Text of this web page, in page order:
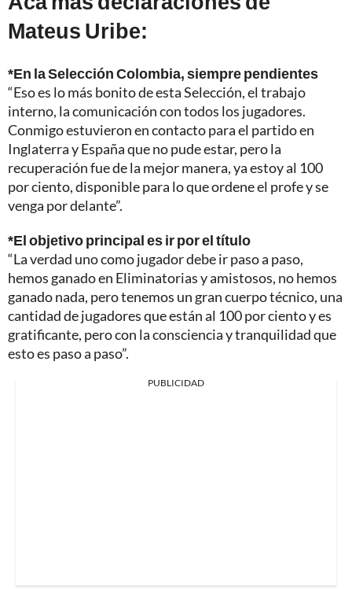
Mateus Uribe:
*En la Selección Colombia, siempre pendientes
“Eso es lo más bonito de esta Selección, el trabajo
interno, la comunicación con todos los jugadores.
Conmigo estuvieron en contacto para el partido en
Inglaterra y España que no pude estar, pero la
recuperación fue de la mejor manera, ya estoy al 100
por ciento, disponible para lo que ordene el profe y se
venga por delante”.
*El objetivo principal es ir por el título
“La verdad uno como jugador debe ir paso a paso,
hemos ganado en Eliminatorias y amistosos, no hemos
ganado nada, pero tenemos un gran cuerpo técnico, una
cantidad de jugadores que están al 100 por ciento y es
gratificante, pero con la consciencia y tranquilidad que
esto es paso a paso”.
PUBLICIDAD